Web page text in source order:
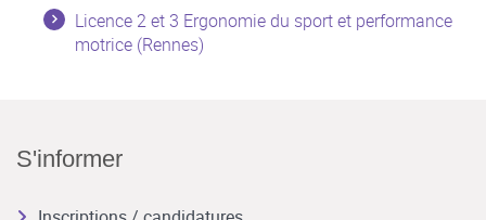
Licence 2 et 3 Ergonomie du sport et performance
motrice (Rennes)
S'informer